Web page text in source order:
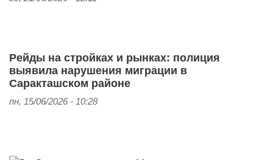
Рейды на стройках и рынках: полиция
выявила нарушения миграции в
Саракташском районе
пн, 15/06/2026 - 10:28